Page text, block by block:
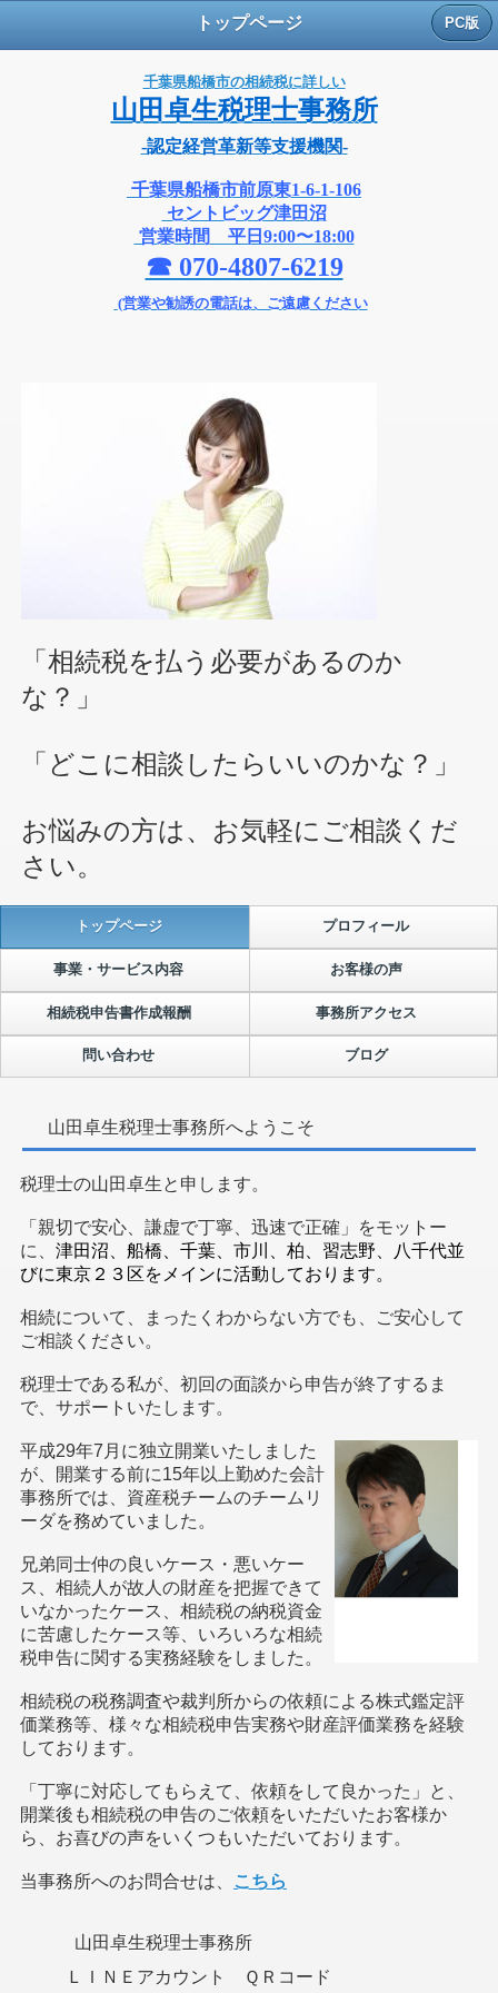
トップページ PC版
千葉県船橋市の相続税に詳しい
山田卓生税理士事務所
-認定経営革新等支援機関-
千葉県船橋市前原東1-6-1-106
セントビッグ津田沼
営業時間 平日9:00〜18:00
☎ 070-4807-6219
(営業や勧誘の電話は、ご遠慮ください
「相続税を払う必要があるのか
な？」
「どこに相談したらいいのかな？」
お悩みの方は、お気軽にご相談くだ
さい。
トップページ プロフィール
事業・サービス内容 お客様の声
相続税申告書作成報酬 事務所アクセス
問い合わせ ブログ
山田卓生税理士事務所へようこそ
税理士の山田卓生と申します。
「親切で安心、謙虚で丁寧、迅速で正確」をモットー
に、 津田沼、船橋、千葉、市川、柏、習志野、八千代並
びに東京２３区をメインに活動しております。
相続について、まったくわからない方でも、ご安心して
ご相談ください。
税理士である私が、初回の面談から申告が終了するま
で、サポートいたします。
平成29年7月に独立開業いたしました
が、開業する前に15年以上勤めた会計
事務所では、資産税チームのチームリ
ーダを務めていました。
兄弟同士仲の良いケース・悪いケー
ス、相続人が故人の財産を把握できて
いなかったケース、相続税の納税資金
に苦慮したケース等、いろいろな相続
税申告に関する実務経験をしました。
相続税の税務調査や裁判所からの依頼による株式鑑定評
価業務等、様々な相続税申告実務や財産評価業務を経験
しております。
「丁寧に対応してもらえて、依頼をして良かった」と、
開業後も相続税の申告のご依頼をいただいたお客様か
ら、お喜びの声をいくつもいただいております。
当事務所へのお問合せは、 こちら
山田卓生税理士事務所
ＬＩＮＥアカウント ＱＲコード